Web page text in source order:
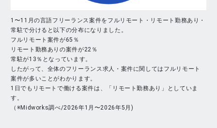
1〜11月の言語フリーランス案件をフルリモート・リモート勤務あり・
常駐で分けると以下の分布になりました。
フルリモート案件が65％
リモート勤務ありの案件が22％
常駐が13％となっています。
したがって、全体のフリーランス求人・案件に関してはフルリモート
案件が多いことがわかります。
1日でもリモートで働ける案件は、「リモート勤務あり」としていま
す。
（※Midworks調べ/2026年1月〜2026年5月)